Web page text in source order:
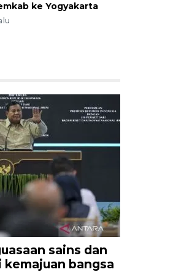
ke Yogyakarta
sains dan
bangsa